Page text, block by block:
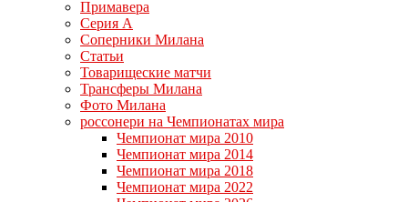
Примавера
Серия А
Соперники Милана
Статьи
Товарищеские матчи
Трансферы Милана
Фото Милана
россонери на Чемпионатах мира
Чемпионат мира 2010
Чемпионат мира 2014
Чемпионат мира 2018
Чемпионат мира 2022